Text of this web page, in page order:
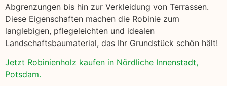
Abgrenzungen bis hin zur Verkleidung von Terrassen.
Diese Eigenschaften machen die Robinie zum
langlebigen, pflegeleichten und idealen
Landschaftsbaumaterial, das Ihr Grundstück schön hält!
Jetzt Robinienholz kaufen in Nördliche Innenstadt,
Potsdam.